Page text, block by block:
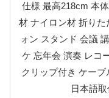
仕様 最高218cm 本
材 ナイロン材 折り
ォン スタンド 会議
ケ 忘年会 演奏 レコ
クリップ付き ケー
日本語